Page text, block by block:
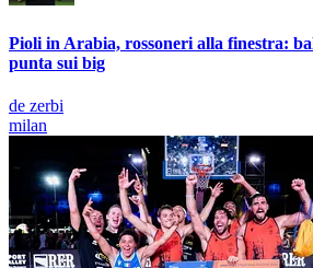
Pioli in Arabia, rossoneri alla finestra:
punta sui big
de zerbi
milan